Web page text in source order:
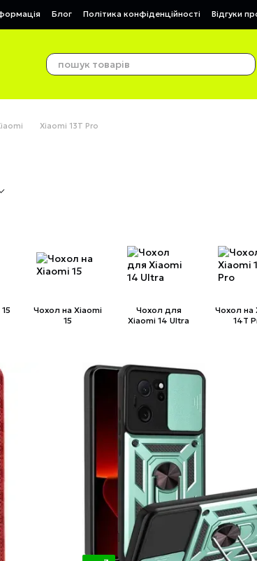
Блог Політика конфіденційності
Відгуки
Xiaomi 13T Pro
Чохол на Xiaomi
15
Чохол для
Xiaomi 14 Ultra
Чохол на
14T